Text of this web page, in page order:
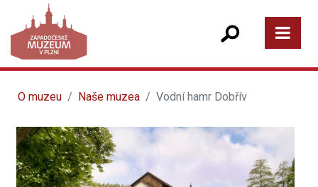
O muzeu Naše muzea Vodní hamr Dobřív